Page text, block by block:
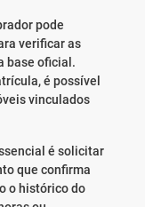
pode
verificar as
base oficial.
é possível
vinculados
é solicitar
que confirma
o histórico do